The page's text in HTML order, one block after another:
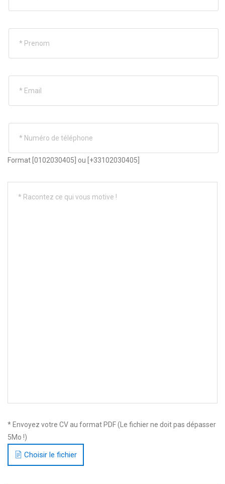
Format [0102030405] ou [+33102030405]
* Envoyez votre CV au format PDF (Le fichier ne doit pas dépasser
5Mo !)
Choisir le fichier